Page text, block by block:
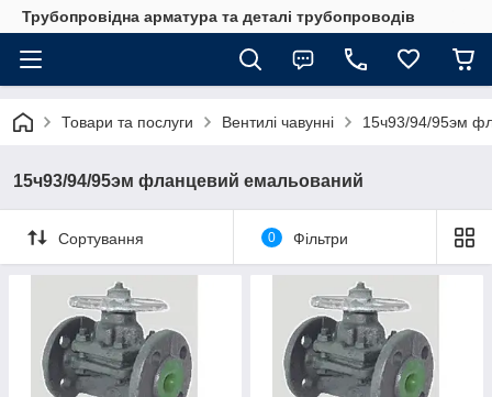
Трубопровідна арматура та деталі трубопроводів
Товари та послуги Вентилі чавунні 15ч93/94/95эм
15ч93/94/95эм фланцевий емальований
Сортування 0 Фільтри